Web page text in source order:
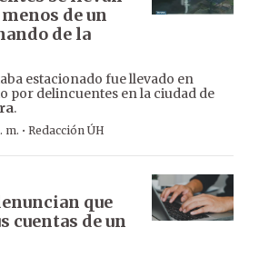
de un
de la
estacionado fue llevado en
por delincuentes en la ciudad de
.
m. · Redacción ÚH
que
cuentas de un